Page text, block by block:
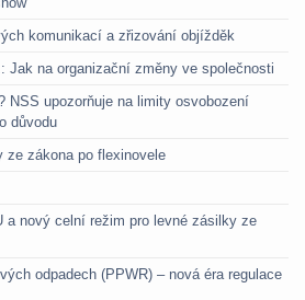
komunikací a zřizování objížděk
Jak na organizační změny ve společnosti
NSS upozorňuje na limity osvobození
důvodu
ze zákona po flexinovele
a nový celní režim pro levné zásilky ze
odpadech (PPWR) – nová éra regulace